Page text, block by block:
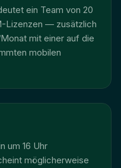
ein Team von 20
Lizenzen — zusätzlich
mit einer auf die
mobilen
um 16 Uhr
möglicherweise